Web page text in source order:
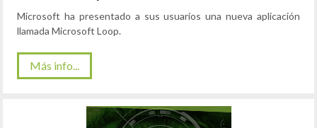
Microsoft ha presentado a sus usuarios una nueva aplicación
llamada Microsoft Loop.
Más info...